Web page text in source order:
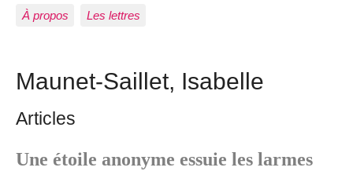
À propos Les lettres
Maunet-Saillet, Isabelle
Articles
Une étoile anonyme essuie les larmes